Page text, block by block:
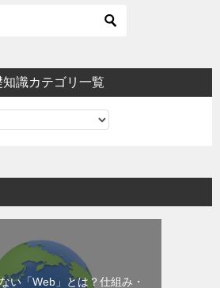
識カテゴリ一覧
識カテゴリ一覧
い「Web」とは？仕組み・